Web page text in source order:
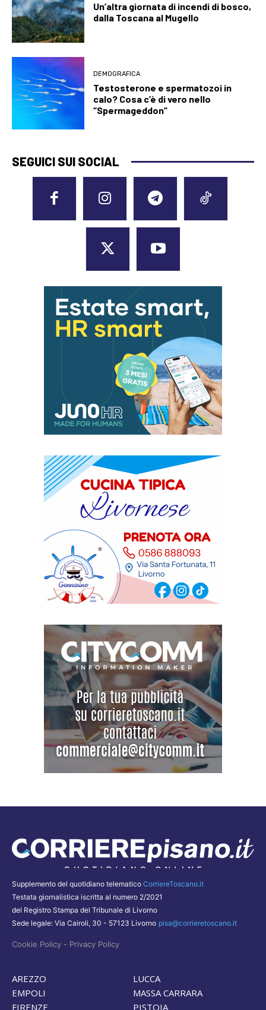
Un’altra giornata di incendi di bosco,
dalla Toscana al Mugello
DEMOGRAFICA
Testosterone e spermatozoi in
calo? Cosa c’è di vero nello
“Spermageddon”
SEGUICI SUI SOCIAL
Supplemento del quotidiano telematico CorriereToscano.it
Testata giornalistica iscritta al numero 2/2021
del Registro Stampa del Tribunale di Livorno
Sede legale: Via Cairoli, 30 - 57123 Livorno pisa@corrieretoscano.it
Cookie Policy - Privacy Policy
AREZZO
EMPOLI
FIRENZE
LUCCA
MASSA CARRARA
PISTOIA